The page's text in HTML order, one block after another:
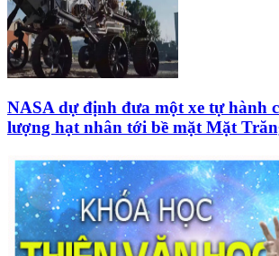
NASA dự định đưa một xe tự hành
lượng hạt nhân tới bề mặt Mặt